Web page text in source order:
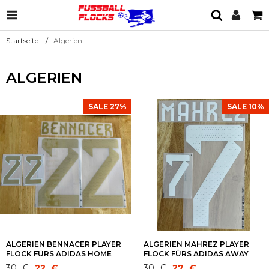
Startseite Algerien
ALGERIEN
SALE 27%
ALGERIEN BENNACER PLAYER
FLOCK FÜRS ADIDAS HOME
TRIKOT FIFA WM 2022-2024
SALE 10%
ALGERIEN MAHREZ PLAYER
FLOCK FÜRS ADIDAS AWAY
TRIKOT FIFA WM 2022-2024